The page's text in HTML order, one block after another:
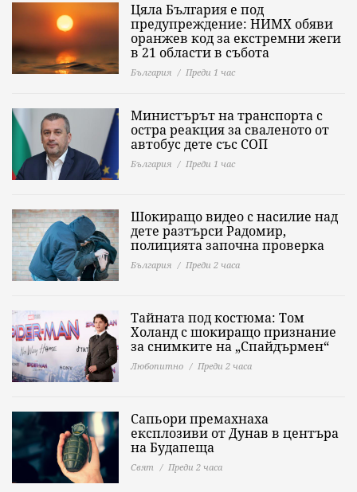
Цяла България е под
предупреждение: НИМХ обяви
оранжев код за екстремни жеги
в 21 области в събота
България Преди 1 час
Министърът на транспорта с
остра реакция за сваленото от
автобус дете със СОП
България Преди 1 час
Шокиращо видео с насилие над
дете разтърси Радомир,
полицията започна проверка
България Преди 2 часа
Тайната под костюма: Том
Холанд с шокиращо признание
за снимките на „Спайдърмен“
Любопитно Преди 2 часа
Сапьори премахнаха
експлозиви от Дунав в центъра
на Будапеща
Свят Преди 2 часа